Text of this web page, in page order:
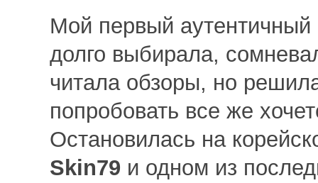
Мой первый
долго выбирала,
читала обзоры, но
попробовать все же
Остановилась на
Skin79 и одном из